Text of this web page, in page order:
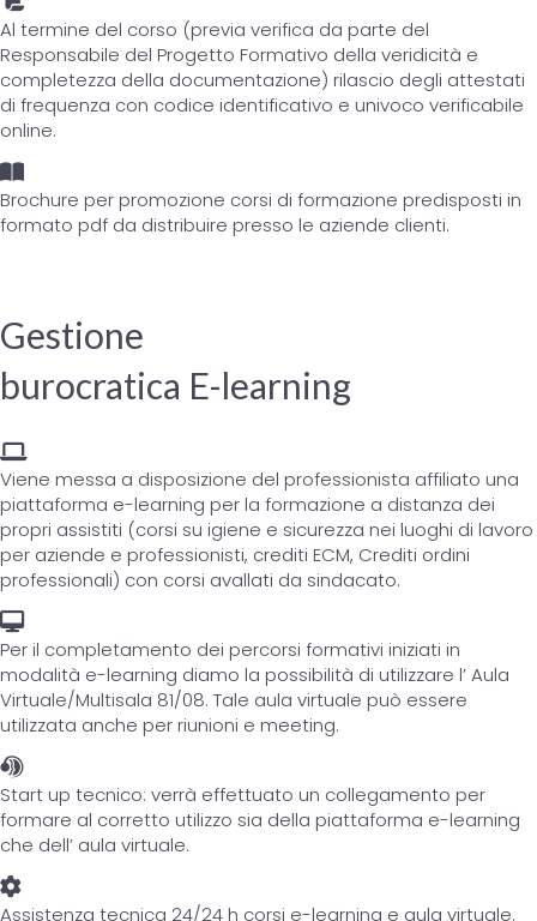
Al termine del corso (previa verifica da parte del
Responsabile del Progetto Formativo della veridicità e
completezza della documentazione) rilascio degli attestati
di frequenza con codice identificativo e univoco verificabile
online.
Brochure per promozione corsi di formazione predisposti in
formato pdf da distribuire presso le aziende clienti.
Gestione
burocratica E-learning
Viene messa a disposizione del professionista affiliato una
piattaforma e-learning per la formazione a distanza dei
propri assistiti (corsi su igiene e sicurezza nei luoghi di lavoro
per aziende e professionisti, crediti ECM, Crediti ordini
professionali) con corsi avallati da sindacato.
Per il completamento dei percorsi formativi iniziati in
modalità e-learning diamo la possibilità di utilizzare l’ Aula
Virtuale/Multisala 81/08. Tale aula virtuale può essere
utilizzata anche per riunioni e meeting.
Start up tecnico: verrà effettuato un collegamento per
formare al corretto utilizzo sia della piattaforma e-learning
che dell’ aula virtuale.
Assistenza tecnica 24/24 h corsi e-learning e aula virtuale.